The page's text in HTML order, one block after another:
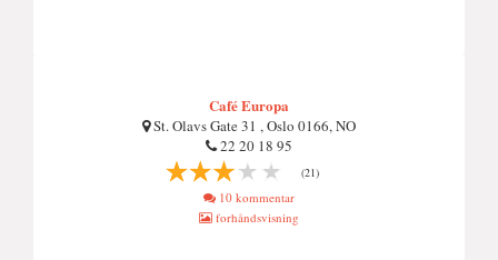
Café Europa
St. Olavs Gate 31 , Oslo 0166, NO
22 20 18 95
(21)
10 kommentar
forhåndsvisning